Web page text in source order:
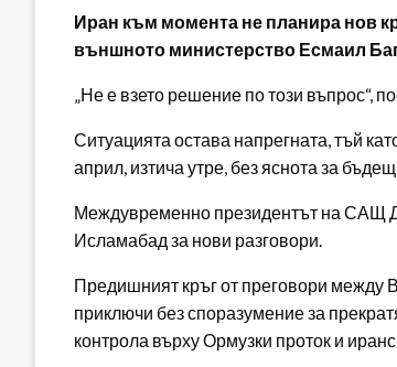
Иран към момента не планира нов
външното министерство Есмаил
„Не е взето решение по този въпрос“,
Ситуацията остава напрегната, тъй
април, изтича утре, без яснота за
Междувременно президентът на САЩ
Исламабад за нови разговори.
Предишният кръг от преговори между
приключи без споразумение за
контрола върху Ормузки проток и